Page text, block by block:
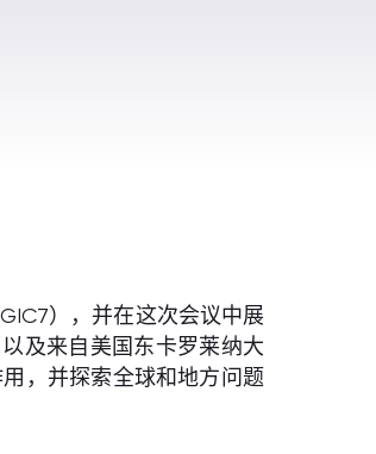
），并在这次会议中展
及来自美国东卡罗莱纳大
，并探索全球和地方问题